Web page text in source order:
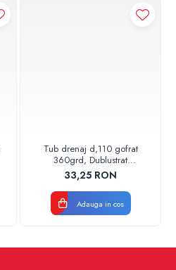
Tub drenaj d,110 gofrat
360grd, Dublustrat
verde/negru 110152 Drainkit
33,25 RON
Adauga in cos